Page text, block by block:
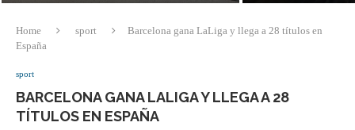
Home sport
Barcelona gana LaLiga y llega a 28 títulos en
España
sport
BARCELONA GANA LALIGA Y LLEGA A 28
TÍTULOS EN ESPAÑA